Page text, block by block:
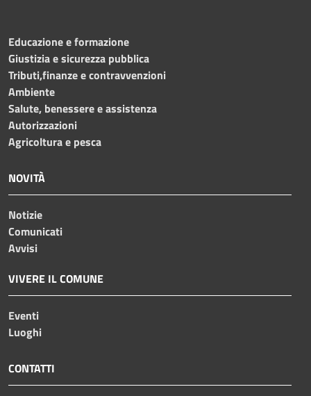
Educazione e formazione
Giustizia e sicurezza pubblica
Tributi,finanze e contravvenzioni
Ambiente
Salute, benessere e assistenza
Autorizzazioni
Agricoltura e pesca
NOVITÀ
Notizie
Comunicati
Avvisi
VIVERE IL COMUNE
Eventi
Luoghi
CONTATTI